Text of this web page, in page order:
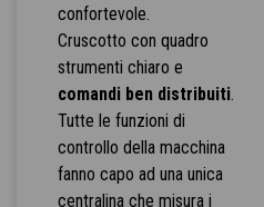
confortevole.
Cruscotto con quadro
strumenti chiaro e
comandi ben distribuiti.
Tutte le funzioni di
controllo della macchina
fanno capo ad una unica
centralina che misura i